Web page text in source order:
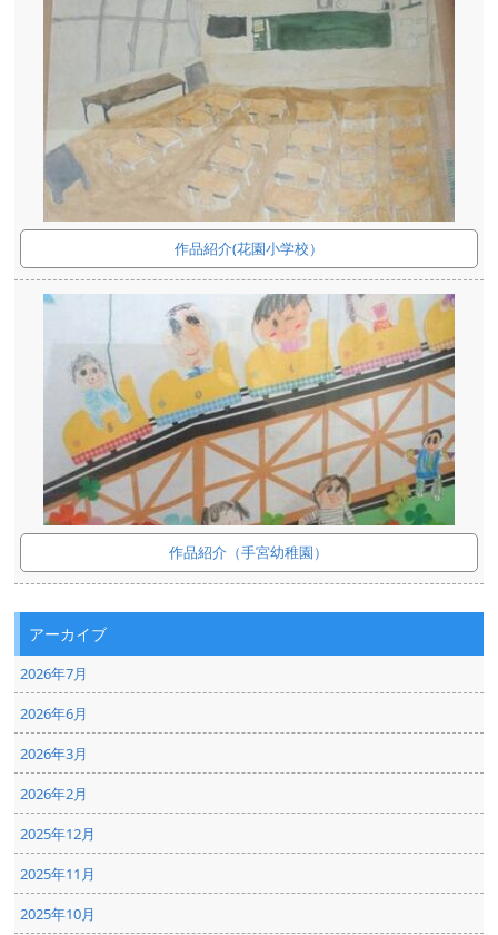
作品紹介(花園小学校）
作品紹介（手宮幼稚園）
アーカイブ
2026年7月
2026年6月
2026年3月
2026年2月
2025年12月
2025年11月
2025年10月